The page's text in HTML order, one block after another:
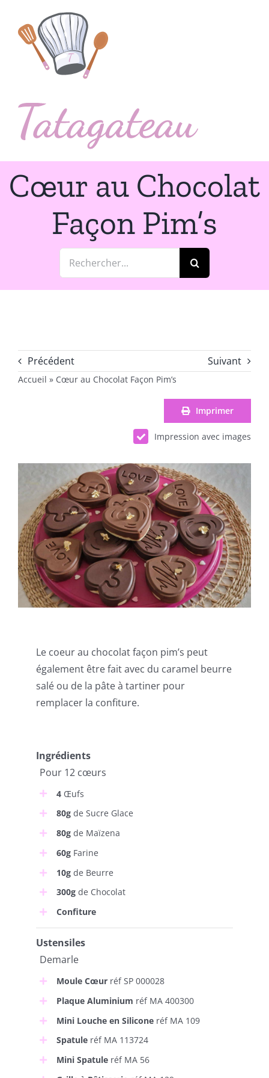
contenu
Cœur au Chocolat
Façon Pim’s
Rechercher:
Précédent Suivant
Accueil » Cœur au Chocolat Façon Pim’s
Imprimer
Impression avec images
Le coeur au chocolat façon pim’s peut
également être fait avec du caramel beurre
salé ou de la pâte à tartiner pour
remplacer la confiture.
Ingrédients
Pour 12 cœurs
4Œufs
80gde Sucre Glace
80gde Maïzena
60gFarine
10gde Beurre
300gde Chocolat
Confiture
Ustensiles
Demarle
Moule Cœurréf SP 000028
Plaque Aluminium réf MA 400300
Mini Louche en Siliconeréf MA 109
Spatuleréf MA 113724
Mini Spatuleréf MA 56